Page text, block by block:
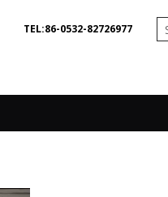
TEL:86-0532-82726977